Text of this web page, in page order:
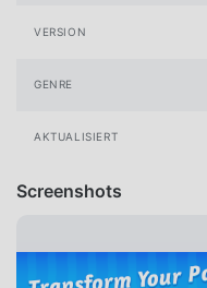
VERSION
GENRE
AKTUALISIERT
Screenshots